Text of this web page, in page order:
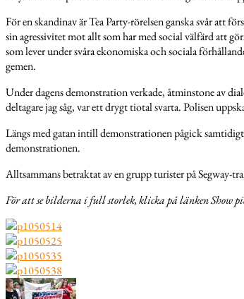
För en skandinav är Tea Party-rörelsen ganska svår att
sin agressivitet mot allt som har med social välfärd att
som lever under svåra ekonomiska och sociala
gemen.
Under dagens demonstration verkade, åtminstone av
deltagare jag såg, var ett drygt tiotal svarta. Polisen
Längs med gatan intill demonstrationen pågick
demonstrationen.
Alltsammans betraktat av en grupp turister på Segway-
För att se bilderna i full storlek, klicka på länken Show